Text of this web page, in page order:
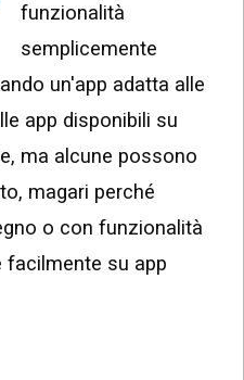
funzionalità
semplicemente
un'app adatta alle
app disponibili su
ma alcune possono
magari perché
o con funzionalità
su app